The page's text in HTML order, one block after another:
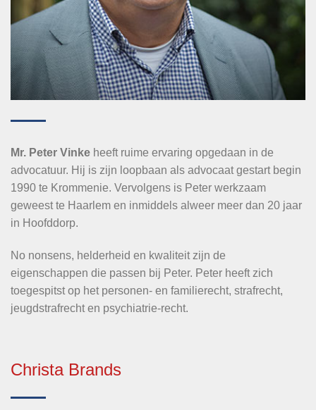
Mr. Peter Vinke heeft ruime ervaring opgedaan in de
advocatuur. Hij is zijn loopbaan als advocaat gestart begin
1990 te Krommenie. Vervolgens is Peter werkzaam
geweest te Haarlem en inmiddels alweer meer dan 20 jaar
in Hoofddorp.
No nonsens, helderheid en kwaliteit zijn de
eigenschappen die passen bij Peter. Peter heeft zich
toegespitst op het personen- en familierecht, strafrecht,
jeugdstrafrecht en psychiatrie-recht.
Christa Brands